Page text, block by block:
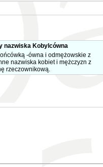
nazwiska Kobylcówna
-ówna i odmężowskie z
nazwiska kobiet i mężczyzn z
rzeczownikową.